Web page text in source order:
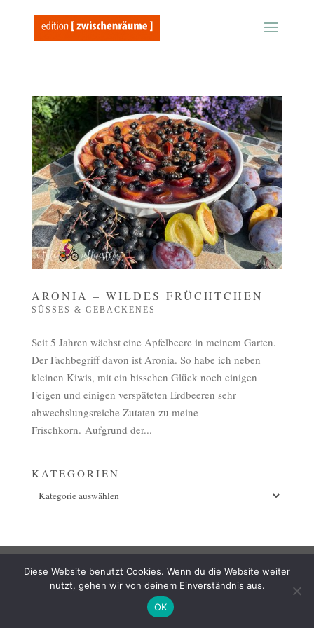
ARONIA – WILDES FRÜCHTCHEN
SÜSSES & GEBACKENES
Seit 5 Jahren wächst eine Apfelbeere in meinem Garten.
Der Fachbegriff davon ist Aronia. So habe ich neben
kleinen Kiwis, mit ein bisschen Glück noch einigen
Feigen und einigen verspäteten Erdbeeren sehr
abwechslungsreiche Zutaten zu meine
Frischkorn. Aufgrund der...
KATEGORIEN
Kategorien
AGB ZAHLUNG
VERSAND & LIEFERUNG
WIDERRUF
IMPRESSUM DATENSCHUTZ
Diese Website benutzt Cookies. Wenn du die Website weiter
nutzt, gehen wir von deinem Einverständnis aus.
OK